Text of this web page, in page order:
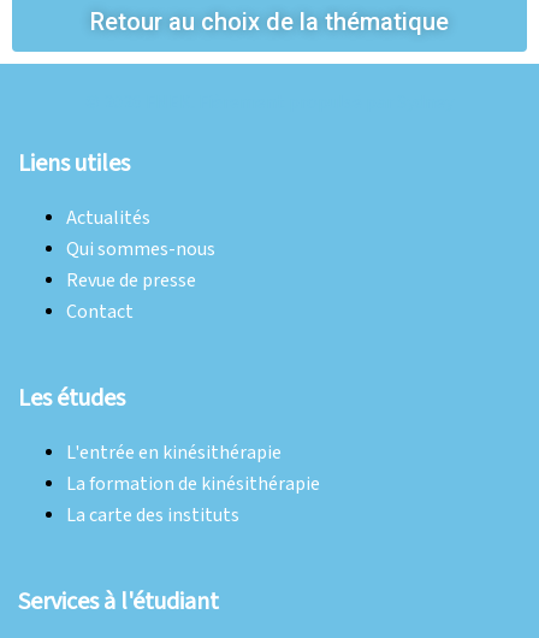
Retour au choix de la thématique
Liens utiles
Actualités
Qui sommes-nous
Revue de presse
Contact
Les études
L'entrée en kinésithérapie
La formation de kinésithérapie
La carte des instituts
Services à l'étudiant